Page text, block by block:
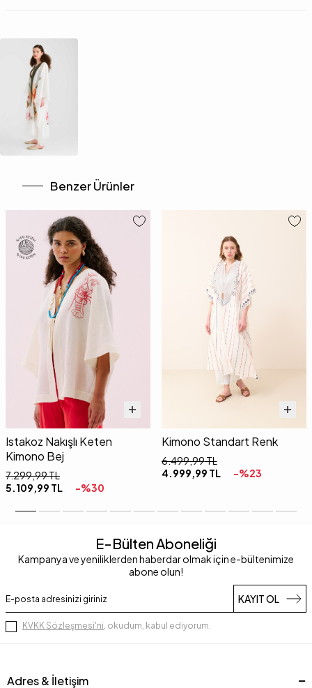
Benzer Ürünler
Istakoz Nakışlı Keten
Kimono Bej
7.299,99TL
5.109,99 TL -%30
Kimono Standart Renk
6.499,99TL
4.999,99 TL -%23
E-Bülten Aboneliği
Kampanya ve yeniliklerden haberdar olmak için e-bültenimize
abone olun!
KAYIT OL
KVKK Sözleşmesi'ni, okudum, kabul ediyorum.
Adres & İletişim